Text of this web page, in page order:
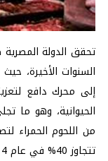
تحقق ​الدولة
السنوات الأخيرة،
إلى محرك دافع
الحيوانية، وهو ما
تتجاوز 40% في عام 2014.